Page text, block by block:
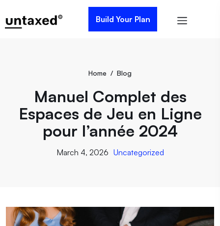
Build Your Plan
Home / Blog
Manuel Complet des
Espaces de Jeu en Ligne
pour l’année 2024
March 4, 2026 Uncategorized